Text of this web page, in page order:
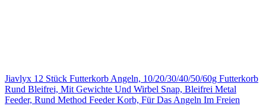
Jiavlyx 12 Stück Futterkorb Angeln, 10/20/30/40/50/60g Futterkorb
Rund Bleifrei, Mit Gewichte Und Wirbel Snap, Bleifrei Metal
Feeder, Rund Method Feeder Korb, Für Das Angeln Im Freien